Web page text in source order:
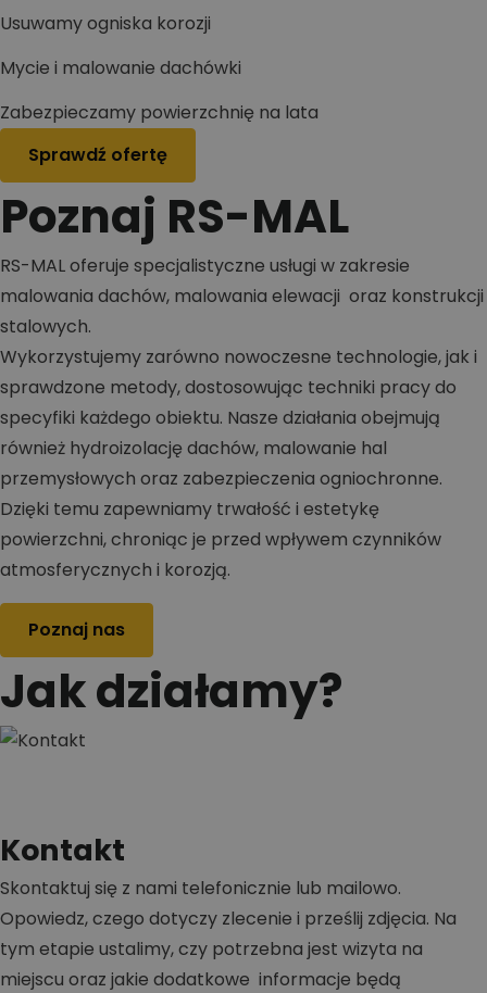
Usuwamy ogniska korozji
Mycie i malowanie dachówki
Zabezpieczamy powierzchnię na lata
Sprawdź ofertę
Poznaj RS-MAL
RS-MAL oferuje specjalistyczne usługi w zakresie
malowania dachów, malowania elewacji oraz konstrukcji
stalowych.
Wykorzystujemy zarówno nowoczesne technologie, jak i
sprawdzone metody, dostosowując techniki pracy do
specyfiki każdego obiektu. Nasze działania obejmują
również hydroizolację dachów, malowanie hal
przemysłowych oraz zabezpieczenia ogniochronne.
Dzięki temu zapewniamy trwałość i estetykę
powierzchni, chroniąc je przed wpływem czynników
atmosferycznych i korozją.
Poznaj nas
Jak działamy?
Kontakt
Skontaktuj się z nami telefonicznie lub mailowo.
Opowiedz, czego dotyczy zlecenie i prześlij zdjęcia. Na
tym etapie ustalimy, czy potrzebna jest wizyta na
miejscu oraz jakie dodatkowe informacje będą